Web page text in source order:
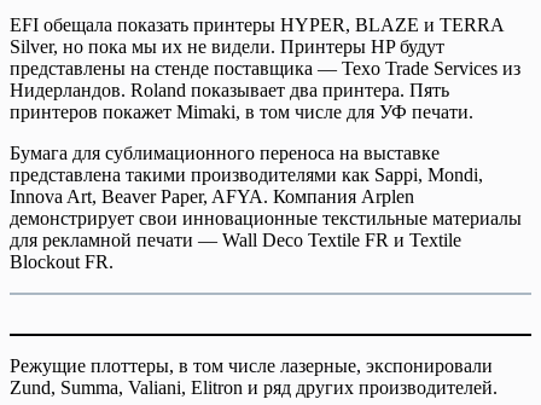
EFI обещала показать принтеры HYPER, BLAZE и TERRA
Silver, но пока мы их не видели. Принтеры HP будут
представлены на стенде поставщика — Texo Trade Services из
Нидерландов. Roland показывает два принтера. Пять
принтеров покажет Mimaki, в том числе для УФ печати.
Бумага для сублимационного переноса на выставке
представлена такими производителями как Sappi, Mondi,
Innova Art, Beaver Paper, AFYA. Компания Arplen
демонстрирует свои инновационные текстильные материалы
для рекламной печати — Wall Deco Textile FR и Textile
Blockout FR.
Режущие плоттеры, в том числе лазерные, экспонировали
Zund, Summa, Valiani, Elitron и ряд других производителей.